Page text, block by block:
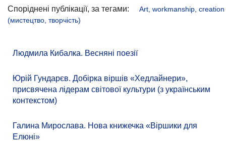
Споріднені публікації, за тегами:
Art, workmanship, creation
(мистецтво, творчість)
Людмила Кибалка. Весняні поезії
Юрій Гундарєв. Добірка віршів «Хедлайнери»,
присвячена лідерам світової культури (з українським
контекстом)
Галина Мирослава. Нова книжечка «Віршики для
Елюні»